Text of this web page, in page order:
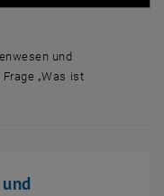
und
„Was ist